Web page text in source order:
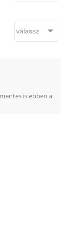
is ebben a